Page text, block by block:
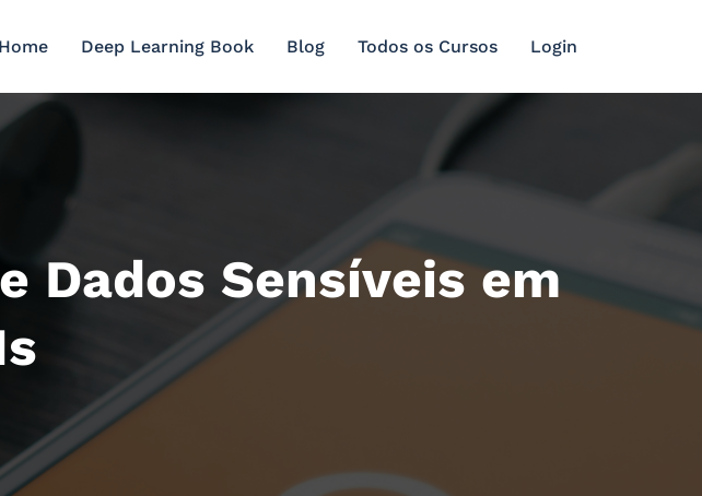
Home Deep Learning Book Blog Todos os Cursos Login
Dados Sensíveis em